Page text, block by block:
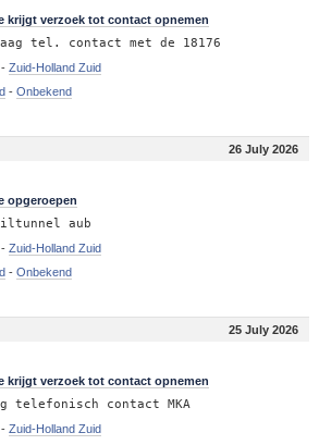
krijgt verzoek tot contact opnemen
tel. contact met de 18176
Zuid-Holland Zuid
- Onbekend
26 July 2026
opgeroepen
aub
Zuid-Holland Zuid
- Onbekend
25 July 2026
krijgt verzoek tot contact opnemen
telefonisch contact MKA
Zuid-Holland Zuid